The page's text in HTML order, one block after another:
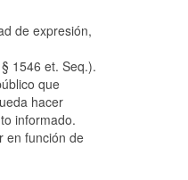
de expresión,
1546 et. Seq.).
que
hacer
informado.
en función de